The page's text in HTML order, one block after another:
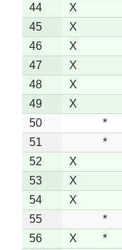
44
X
45
X
46
X
47
X
48
X
49
X
50
*
51
*
52
X
53
X
54
X
55
*
56
X *